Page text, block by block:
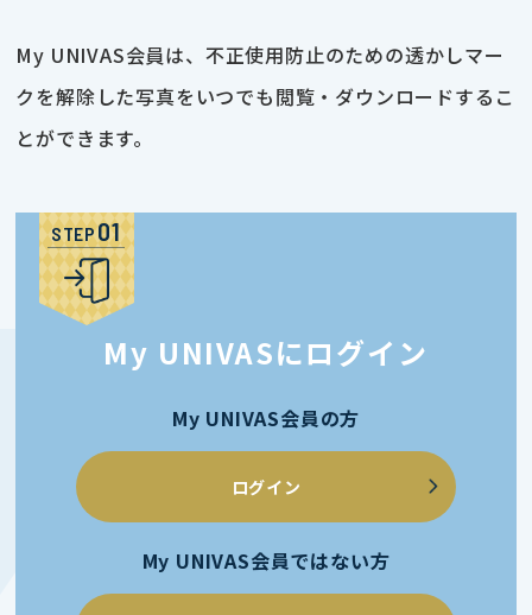
My UNIVAS会員は、不正使用防止のための透かしマー
クを解除した写真をいつでも閲覧・ダウンロードするこ
とができます。
STEP
My UNIVASにログイン
My UNIVAS会員の方
ログイン
My UNIVAS会員ではない方